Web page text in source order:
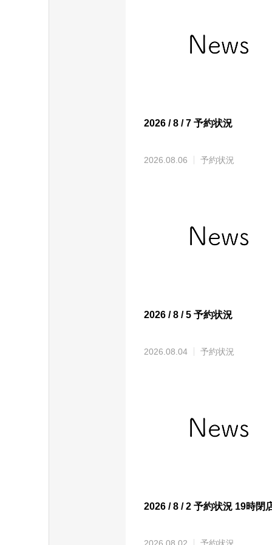
2026 / 8 / 7 予約状況
2026.08.06 予約状況
2026 / 8 / 5 予約状況
2026.08.04 予約状況
2026 / 8 / 2 予約状況 19時閉
2026.08.02 予約状況